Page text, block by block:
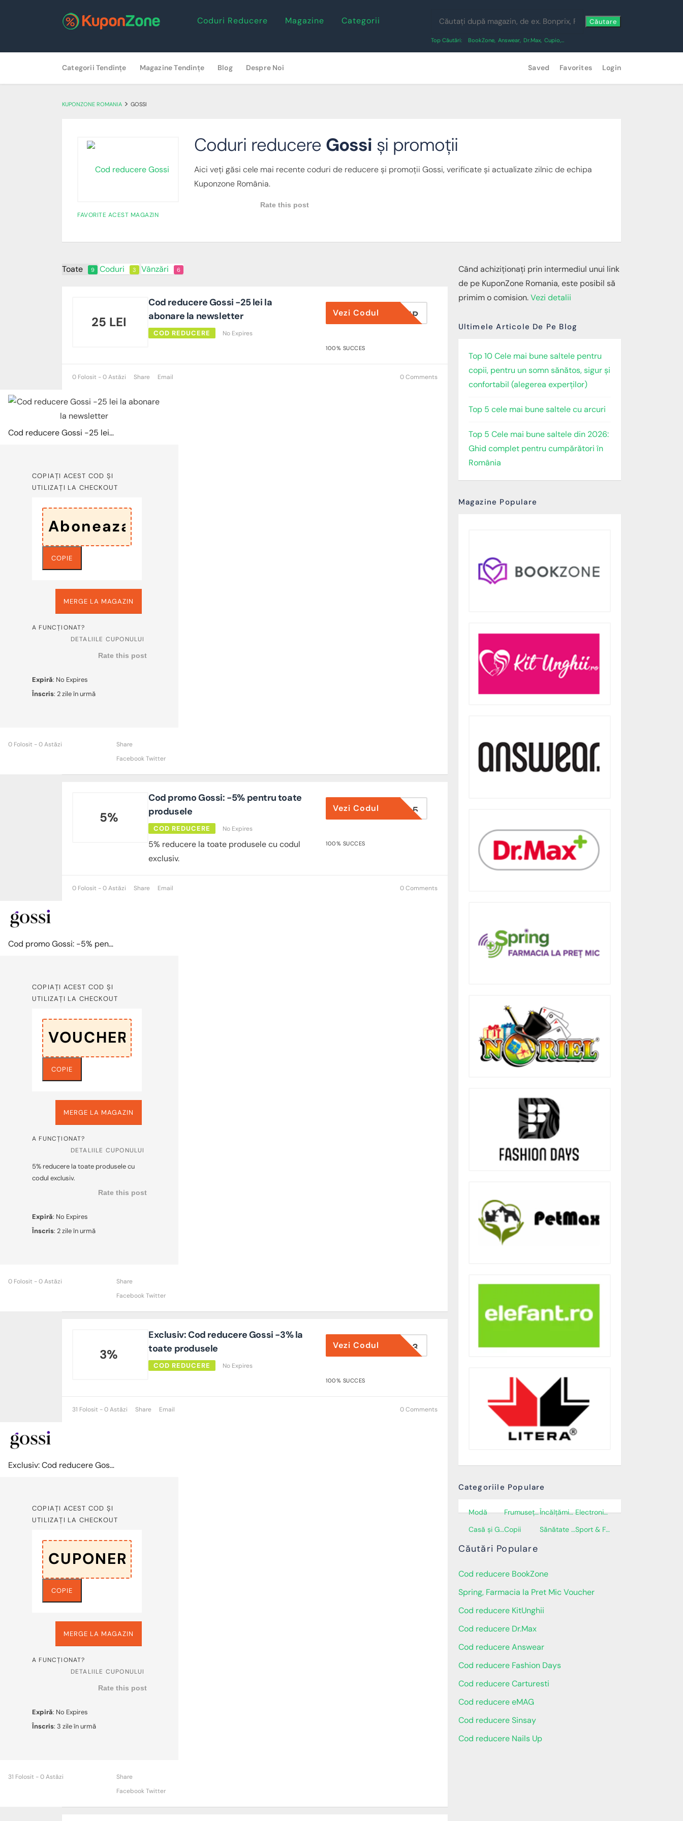
Coduri Reducere Magazine Categorii Căutare
Top Căutări: BookZone, Answear, Dr.Max, Cupio,...
to
content
Categorii Tendințe Magazine Tendințe Blog Despre Noi Saved Favorites Login
KUPONZONE ROMANIA > GOSSI
FAVORITE ACEST MAGAZIN
Coduri reducere Gossi și promoții
Aici veți găsi cele mai recente coduri de reducere și promoții Gossi, verificate și actualizate zilnic de echipa
Kuponzone România.
Rate this post
Toate 9 Coduri 3 Vânzări 6
25 LEI
Cod reducere Gossi -25 lei la
abonare la newsletter
COD REDUCERE No Expires
WSLETTER
Vezi Codul
100% SUCCES
0 Folosit - 0 Astăzi Share Email 0 Comments
Cod reducere Gossi -25 lei la abonare la newsletter
COPIAȚI ACEST COD ȘI
UTILIZAȚI LA CHECKOUT
COPIE
MERGE LA MAGAZIN
A FUNCȚIONAT?
DETALIILE CUPONULUI
Rate this post
Expiră: No Expires
Înscris: 2 zile în urmă
0 Folosit - 0 Astăzi
Share
FacebookTwitter
5%
Cod promo Gossi: -5% pentru toate
produsele
COD REDUCERE No Expires
5% reducere la toate produsele cu codul
exclusiv.
OUCHERO5
Vezi Codul
100% SUCCES
0 Folosit - 0 Astăzi Share Email 0 Comments
Cod promo Gossi: -5% pentru toate produsele
COPIAȚI ACEST COD ȘI
UTILIZAȚI LA CHECKOUT
COPIE
MERGE LA MAGAZIN
A FUNCȚIONAT?
DETALIILE CUPONULUI
5% reducere la toate produsele cu
codul exclusiv.
Rate this post
Expiră: No Expires
Înscris: 2 zile în urmă
0 Folosit - 0 Astăzi
Share
FacebookTwitter
3%
Exclusiv: Cod reducere Gossi -3% la
toate produsele
COD REDUCERE No Expires
PONERIA3
Vezi Codul
100% SUCCES
31 Folosit - 0 Astăzi Share Email 0 Comments
Exclusiv: Cod reducere Gossi -3% la toate produsele
COPIAȚI ACEST COD ȘI
UTILIZAȚI LA CHECKOUT
COPIE
MERGE LA MAGAZIN
A FUNCȚIONAT?
DETALIILE CUPONULUI
Rate this post
Expiră: No Expires
Înscris: 3 zile în urmă
31 Folosit - 0 Astăzi
Share
FacebookTwitter
Când achiziționați prin intermediul unui link
de pe KuponZone Romania, este posibil să
primim o comision.Vezi detalii
Ultimele Articole De Pe Blog
Top 10 Cele mai bune saltele pentru
copii, pentru un somn sănătos, sigur și
confortabil (alegerea experților)
Top 5 cele mai bune saltele cu arcuri
Top 5 Cele mai bune saltele din 2026:
Ghid complet pentru cumpărători în
România
Magazine Populare
Categoriile Populare
Modă Frumusețe și Cosmetice Încălţăminte
Electronice și electrocasnice
Casă și GrădinăCopii Sănătate și Îngrijire personală Sport & Fitness
Căutări Populare
Cod reducere BookZone
Spring, Farmacia la Pret Mic Voucher
Cod reducere KitUnghii
Cod reducere Dr.Max
Cod reducere Answear
Cod reducere Fashion Days
Cod reducere Carturesti
Cod reducere eMAG
Cod reducere Sinsay
Cod reducere Nails Up